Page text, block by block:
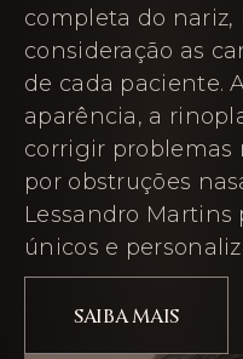
completa do nariz,
consideração as
de cada paciente.
aparência, a
corrigir problemas
por obstruções
Lessandro Martins
únicos e
SAIBA MAIS